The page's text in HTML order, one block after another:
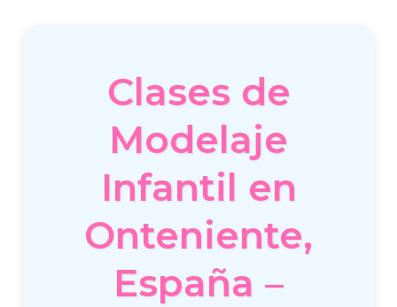
Clases de
Modelaje
Infantil en
Onteniente,
España –